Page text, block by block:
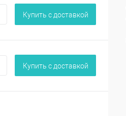
Купить c доставкой
Купить c доставкой